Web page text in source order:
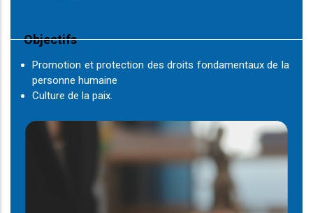
Objectifs
Promotion et protection des droits fondamentaux de la
personne humaine
Culture de la paix.